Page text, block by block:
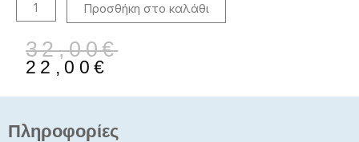
BEIGE-
GREY
ποσότητα
Προσθήκη στο καλάθι
32,00€
Original
price
was:
32,00€.
22,00 €
Η
τρέχουσα
τιμή
είναι:
22,00€.
Πληροφορίες